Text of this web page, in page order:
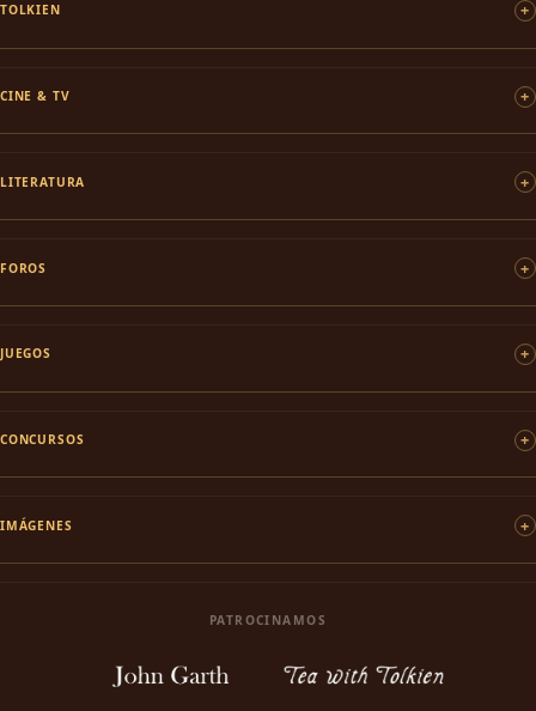
TOLKIEN
CINE & TV
LITERATURA
FOROS
JUEGOS
CONCURSOS
IMÁGENES
PATROCINAMOS